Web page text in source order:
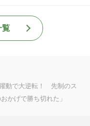
覧
動で大逆転！ 先制のス
かげで勝ち切れた」